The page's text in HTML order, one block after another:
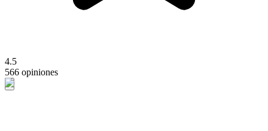
4.5
566 opiniones